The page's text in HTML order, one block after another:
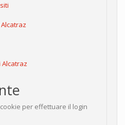
Alcatraz
per effettuare il login